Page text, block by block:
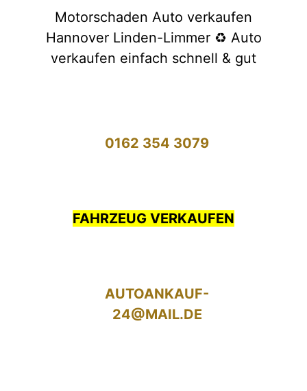
Motorschaden Auto verkaufen
Hannover Linden-Limmer ♻️ Auto
verkaufen einfach schnell & gut
0162 354 3079
FAHRZEUG VERKAUFEN
AUTOANKAUF-
24@MAIL.DE